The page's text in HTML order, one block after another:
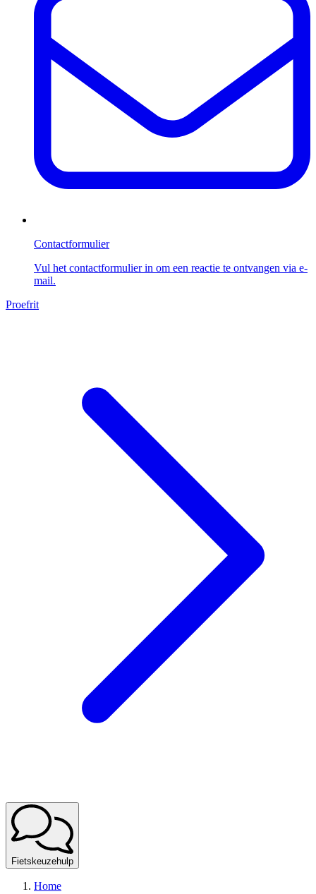
Contactformulier
Vul het contactformulier in om een reactie te ontvangen via e-
mail.
Proefrit
Fietskeuzehulp
Home